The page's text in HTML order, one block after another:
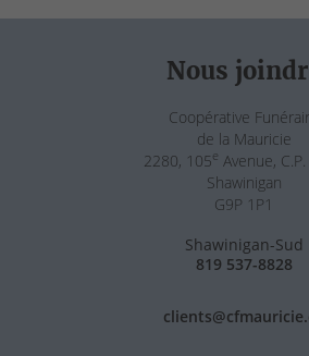
Nous
Coopérative
de la Mauricie
2280, 105e Avenue,
Shawinigan
G9P 1P1
Shawinigan-Sud
819 537-8828